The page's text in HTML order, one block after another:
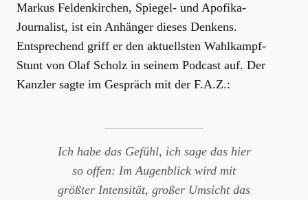
Markus Feldenkirchen, Spiegel- und Apofika-
Journalist, ist ein Anhänger dieses Denkens.
Entsprechend griff er den aktuellsten Wahlkampf-
Stunt von Olaf Scholz in seinem Podcast auf. Der
Kanzler sagte im Gespräch mit der F.A.Z.:
Ich habe das Gefühl, ich sage das hier
so offen: Im Augenblick wird mit
größter Intensität, großer Umsicht das